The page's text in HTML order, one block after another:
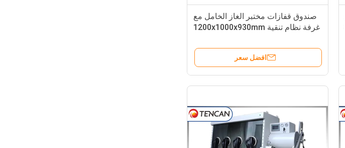
صندوق قفازات مختبر الغاز الخامل مع
غرفة نظام تنقية 1200x1000x930mm
افضل سعر